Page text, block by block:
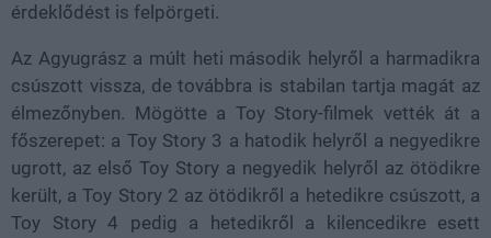
érdeklődést is felpörgeti.
Az Agyugrász a múlt heti második helyről a harmadikra
csúszott vissza, de továbbra is stabilan tartja magát az
élmezőnyben. Mögötte a Toy Story-filmek vették át a
főszerepet: a Toy Story 3 a hatodik helyről a negyedikre
ugrott, az első Toy Story a negyedik helyről az ötödikre
került, a Toy Story 2 az ötödikről a hetedikre csúszott, a
Toy Story 4 pedig a hetedikről a kilencedikre esett